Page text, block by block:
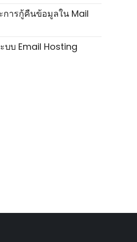
การกู้คืนข้อมูลใน Mail
บบ Email Hosting